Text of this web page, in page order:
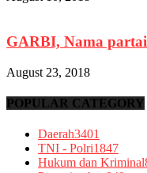
GARBI, Nama
August 23, 2018
POPULAR CATEGORY
Daerah3401
TNI - Polri1847
Hukum dan Kriminal